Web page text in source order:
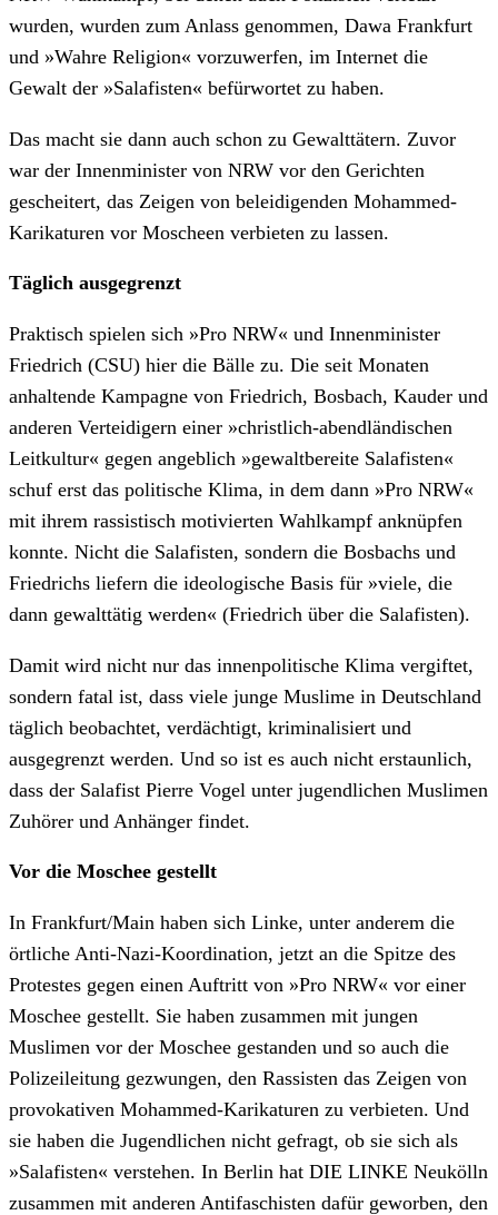
wurden, wurden zum Anlass genommen, Dawa Frankfurt
und »Wahre Religion« vorzuwerfen, im Internet die
Gewalt der »Salafisten« befürwortet zu haben.
Das macht sie dann auch schon zu Gewalttätern. Zuvor
war der Innenminister von NRW vor den Gerichten
gescheitert, das Zeigen von beleidigenden Mohammed-
Karikaturen vor Moscheen verbieten zu lassen.
Täglich ausgegrenzt
Praktisch spielen sich »Pro NRW« und Innenminister
Friedrich (CSU) hier die Bälle zu. Die seit Monaten
anhaltende Kampagne von Friedrich, Bosbach, Kauder und
anderen Verteidigern einer »christlich-abendländischen
Leitkultur« gegen angeblich »gewaltbereite Salafisten«
schuf erst das politische Klima, in dem dann »Pro NRW«
mit ihrem rassistisch motivierten Wahlkampf anknüpfen
konnte. Nicht die Salafisten, sondern die Bosbachs und
Friedrichs liefern die ideologische Basis für »viele, die
dann gewalttätig werden« (Friedrich über die Salafisten).
Damit wird nicht nur das innenpolitische Klima vergiftet,
sondern fatal ist, dass viele junge Muslime in Deutschland
täglich beobachtet, verdächtigt, kriminalisiert und
ausgegrenzt werden. Und so ist es auch nicht erstaunlich,
dass der Salafist Pierre Vogel unter jugendlichen Muslimen
Zuhörer und Anhänger findet.
Vor die Moschee gestellt
In Frankfurt/Main haben sich Linke, unter anderem die
örtliche Anti-Nazi-Koordination, jetzt an die Spitze des
Protestes gegen einen Auftritt von »Pro NRW« vor einer
Moschee gestellt. Sie haben zusammen mit jungen
Muslimen vor der Moschee gestanden und so auch die
Polizeileitung gezwungen, den Rassisten das Zeigen von
provokativen Mohammed-Karikaturen zu verbieten. Und
sie haben die Jugendlichen nicht gefragt, ob sie sich als
»Salafisten« verstehen. In Berlin hat DIE LINKE Neukölln
zusammen mit anderen Antifaschisten dafür geworben, den